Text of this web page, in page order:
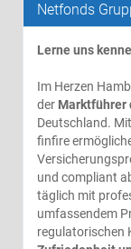
Netfonds
Lerne uns
Im Herzen
der Marktführer
Deutschland.
finfire
und compliant
täglich mit
umfassendem
regulatorischen